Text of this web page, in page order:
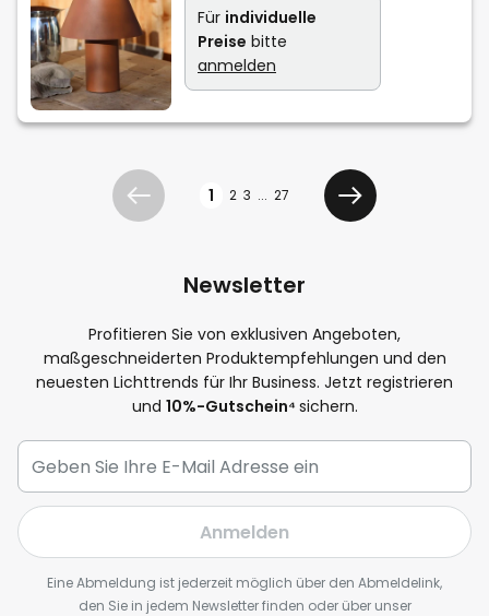
Für individuelle
Preise bitte
anmelden
Zurück 1 2 3 ... 27
Weiter
Newsletter
Profitieren Sie von exklusiven Angeboten,
maßgeschneiderten Produktempfehlungen und den
neuesten Lichttrends für Ihr Business. Jetzt registrieren
und 10%-Gutschein⁴ sichern.
Anmelden
Eine Abmeldung ist jederzeit möglich über den Abmeldelink,
den Sie in jedem Newsletter finden oder über unser